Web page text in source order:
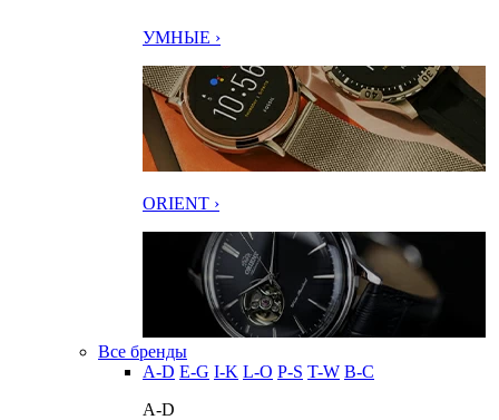
УМНЫЕ ›
ORIENT ›
Все бренды
A-D E-G I-K L-O P-S T-W В-С
A-D